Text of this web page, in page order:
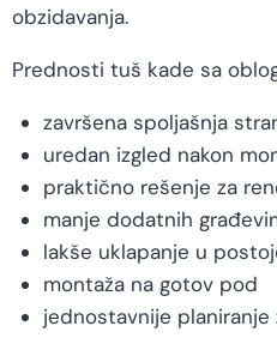
obzidavanja.
Prednosti tuš kade sa
završena spoljašnja
uredan izgled nakon
praktično rešenje za
manje dodatnih
lakše uklapanje u
montaža na gotov pod
jednostavnije planiranje